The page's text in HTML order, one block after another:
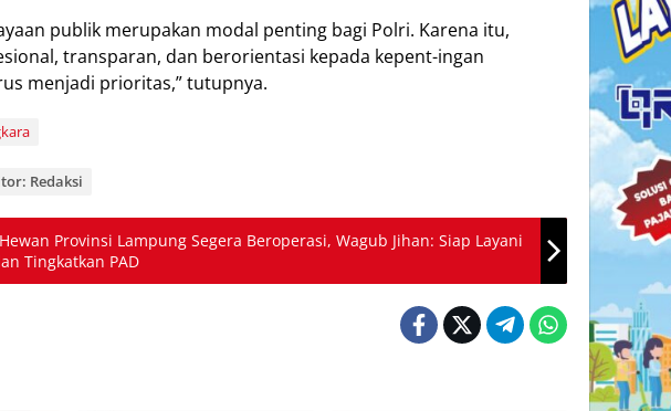
publik merupakan modal penting bagi Polri. Karena itu,
transparan, dan berorientasi kepada kepent-ingan
menjadi prioritas,” tutupnya.
Redaksi
Provinsi Lampung Segera Beroperasi, Wagub Jihan: Siap Layani
Tingkatkan PAD